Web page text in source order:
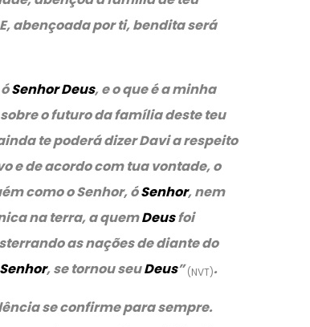
abençoada por ti, bendita será
Senhor Deus, e o que é a minha
o futuro da família deste teu
te poderá dizer Davi a respeito
e de acordo com tua vontade, o
como o Senhor, óSenhor, nem
na terra, a quemDeusfoi
as nações de diante do
Senhor, se tornou seuDeus”(NVT).
se confirme para sempre.